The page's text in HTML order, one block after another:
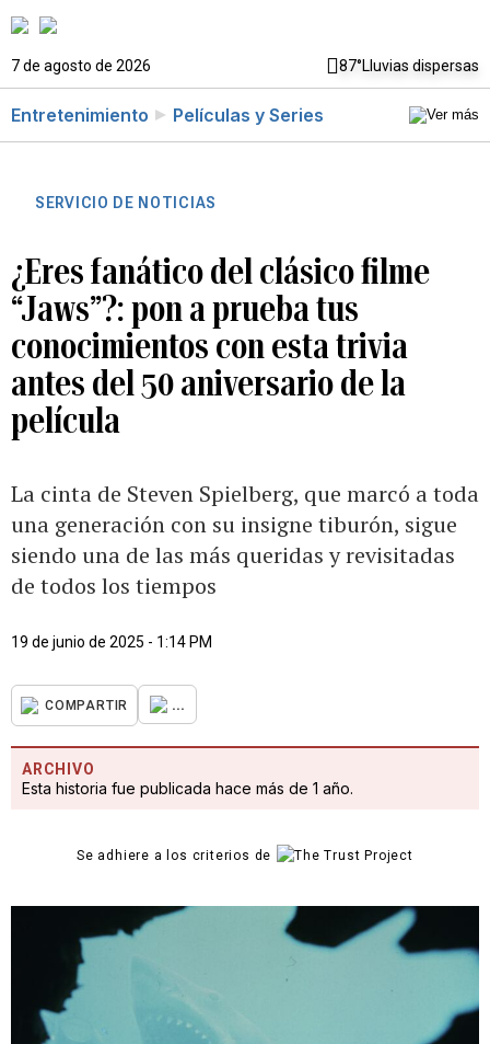
7 de agosto de 2026 87°Lluvias dispersas
Entretenimiento Películas y Series
SERVICIO DE NOTICIAS
¿Eres fanático del clásico filme
“Jaws”?: pon a prueba tus
conocimientos con esta trivia
antes del 50 aniversario de la
película
La cinta de Steven Spielberg, que marcó a toda
una generación con su insigne tiburón, sigue
siendo una de las más queridas y revisitadas
de todos los tiempos
19 de junio de 2025 - 1:14 PM
COMPARTIR ...
ARCHIVO
Esta historia fue publicada hace más de 1 año.
Se adhiere a los criterios de